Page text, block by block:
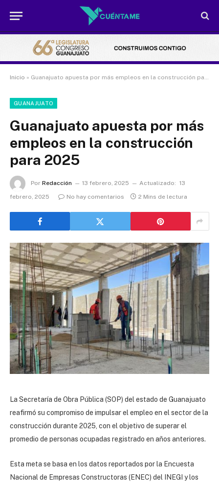
Inicio » Guanajuato apuesta por más empleos en la construcción para 2025
GUANAJUATO
Guanajuato apuesta por más
empleos en la construcción
para 2025
Por Redacción 13 febrero, 2025 Actualizado: 13
febrero, 2025
No hay comentarios 2 Mins de lectura
La Secretaría de Obra Pública (SOP) del estado de Guanajuato
reafirmó su compromiso de impulsar el empleo en el sector de la
construcción durante 2025, con el objetivo de superar el
promedio de personas ocupadas registrado en años anteriores.
Esta meta se basa en los datos reportados por la Encuesta
Nacional de Empresas Constructoras (ENEC) del INEGI y los